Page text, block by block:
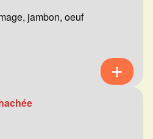
jambon, oeuf